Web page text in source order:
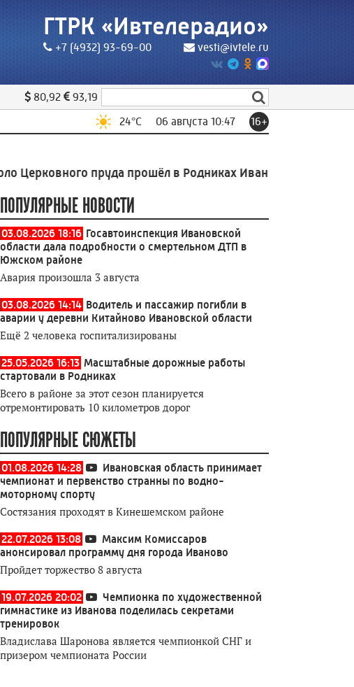
ГТРК «Ивтелерадио»
+7 (4932) 93-69-00 vesti@ivtele.ru
80,92
93,19
24°C 06 августа 10:47 16+
пруда прошёл в Родниках Ивановской области
ПОПУЛЯРНЫЕ НОВОСТИ
03.08.2026 18:16 Госавтоинспекция Ивановской
области дала подробности о смертельном ДТП в
Южском районе
Авария произошла 3 августа
03.08.2026 14:14 Водитель и пассажир погибли в
аварии у деревни Китайново Ивановской области
Ещё 2 человека госпитализированы
25.05.2026 16:13 Масштабные дорожные работы
стартовали в Родниках
Всего в районе за этот сезон планируется
отремонтировать 10 километров дорог
ПОПУЛЯРНЫЕ СЮЖЕТЫ
01.08.2026 14:28
Ивановская область принимает
чемпионат и первенство странны по водно-
моторному спорту
Состязания проходят в Кинешемском районе
22.07.2026 13:08
Максим Комиссаров
анонсировал программу дня города Иваново
Пройдет торжество 8 августа
19.07.2026 20:02
Чемпионка по художественной
гимнастике из Иванова поделилась секретами
тренировок
Владислава Шаронова является чемпионкой СНГ и
призером чемпионата России